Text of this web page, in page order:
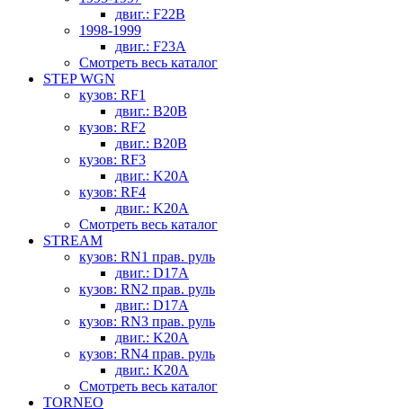
двиг.: F22B
1998-1999
двиг.: F23A
Смотреть весь каталог
STEP WGN
кузов: RF1
двиг.: B20B
кузов: RF2
двиг.: B20B
кузов: RF3
двиг.: K20A
кузов: RF4
двиг.: K20A
Смотреть весь каталог
STREAM
кузов: RN1 прав. руль
двиг.: D17A
кузов: RN2 прав. руль
двиг.: D17A
кузов: RN3 прав. руль
двиг.: K20A
кузов: RN4 прав. руль
двиг.: K20A
Смотреть весь каталог
TORNEO